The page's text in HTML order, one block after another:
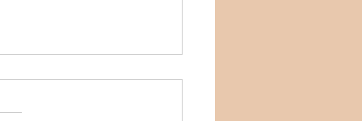
よろしくお願い致しま